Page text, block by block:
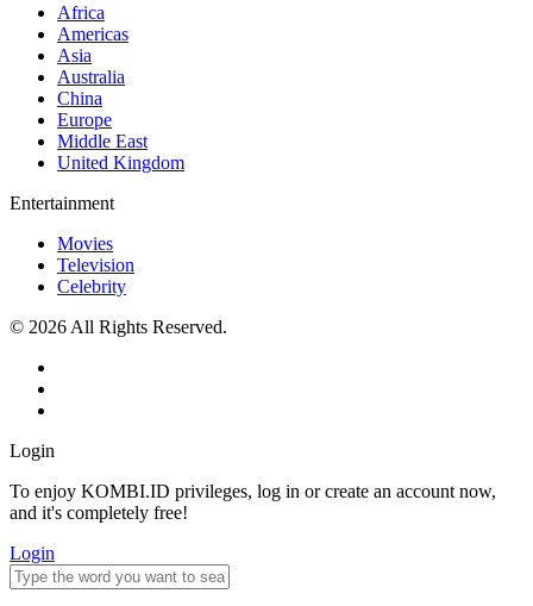
Africa
Americas
Asia
Australia
China
Europe
Middle East
United Kingdom
Entertainment
Movies
Television
Celebrity
© 2026 All Rights Reserved.
Login
To enjoy KOMBI.ID privileges, log in or create an account now,
and it's completely free!
Login